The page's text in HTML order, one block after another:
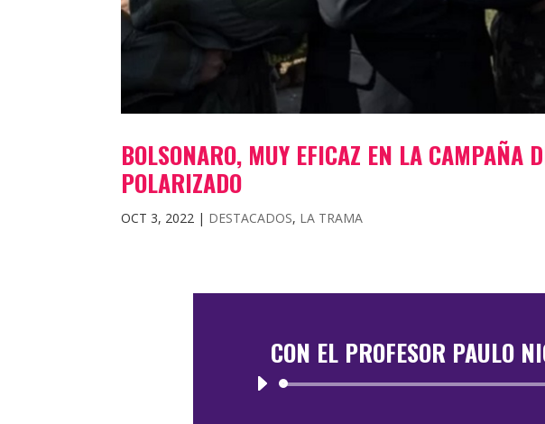
BOLSONARO, MUY EFICAZ EN LA CAMPAÑA
POLARIZADO
OCT 3, 2022 | DESTACADOS, LA TRAMA
CON EL PROFESOR PAULO